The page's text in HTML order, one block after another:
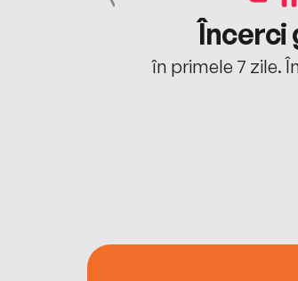
Încerci
în primele 7 zile.